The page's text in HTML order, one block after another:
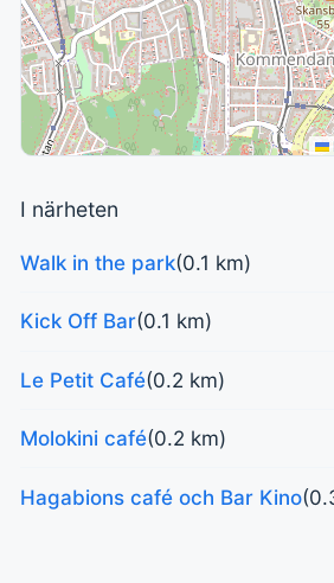
I närheten
Walk in the park(0.1 km)
Kick Off Bar(0.1 km)
Le Petit Café(0.2 km)
Molokini café(0.2 km)
Hagabions café och Bar Kino